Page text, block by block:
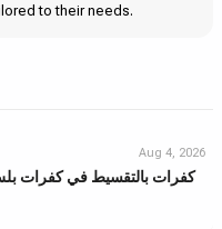
to their needs.
Aug 4, 2026